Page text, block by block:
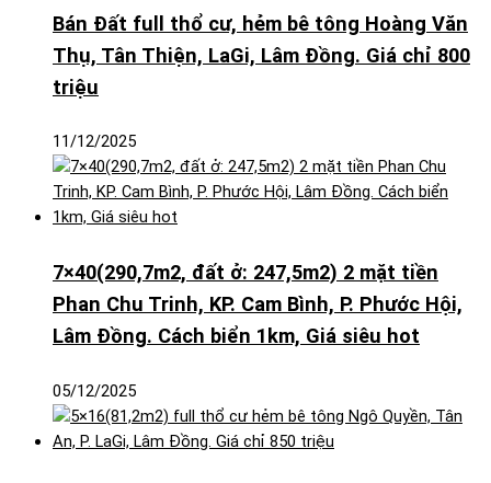
Bán Đất full thổ cư, hẻm bê tông Hoàng Văn
Thụ, Tân Thiện, LaGi, Lâm Đồng. Giá chỉ 800
triệu
11/12/2025
7×40(290,7m2, đất ở: 247,5m2) 2 mặt tiền
Phan Chu Trinh, KP. Cam Bình, P. Phước Hội,
Lâm Đồng. Cách biển 1km, Giá siêu hot
05/12/2025